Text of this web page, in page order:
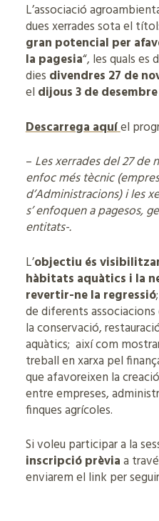
L’associació
dues xerrades sota el
gran potencial per
la pagesia“, les quals es
dies divendres 27 de
el dijous 3 de desembre
Descarrega aquíel
– Les xerrades del 27 de
enfoc més tècnic
d’Administracions) i les
s’ enfoquen a pagesos,
entitats-.
L’objectiu és
hàbitats aquàtics i la
revertir-ne la regressió
de diferents associacions
la conservació,
aquàtics; així com
treball en xarxa pel
que afavoreixen la
entre empreses,
finques agrícoles.
Si voleu participar a la
inscripció prèviaa
enviarem el link per